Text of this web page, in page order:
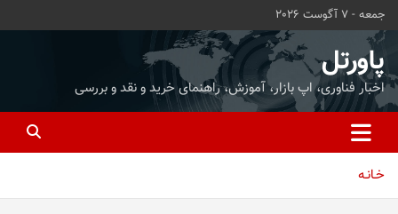
محتوا
بروید
جمعه - 7 آگوست 2026
پاورتل
اخبار فناوری، اپ بازار، آموزش، راهنمای خرید و نقد و بررسی
خـانـه